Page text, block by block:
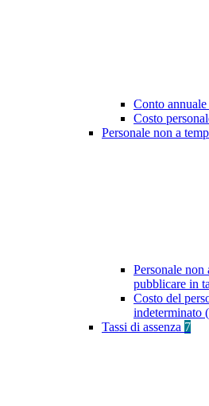
Conto
Costo
Personale non a
Personale non
pubblicare in
Costo del
indeterminato
Tassi di assenza 7